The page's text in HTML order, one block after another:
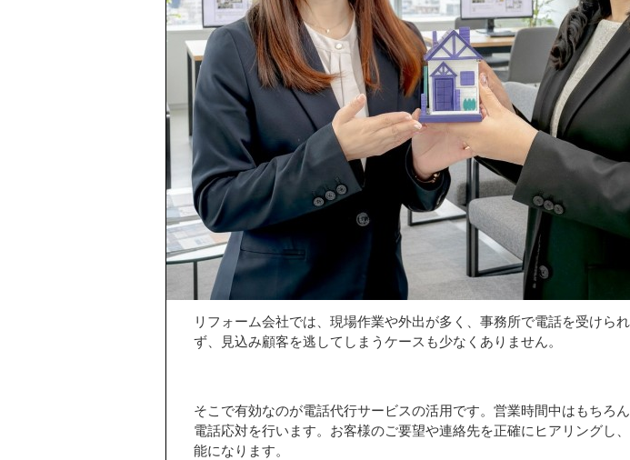
リフォーム会社では、現場作業や外出が多く、事務所で電話を受け
ず、見込み顧客を逃してしまうケースも少なくありません。
そこで有効なのが電話代行サービスの活用です。営業時間中はもちろ
電話応対を行います。お客様のご要望や連絡先を正確にヒアリングし
能になります。